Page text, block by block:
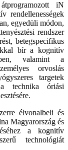
iN
rendellenességek
egyedüli módon,
rendszer
betegspecifikus
bír a kognitív
valamint a
orvoslás
targetek
technika óriási
élvonalbeli és
Magyarország és
a kognitív
technológiát